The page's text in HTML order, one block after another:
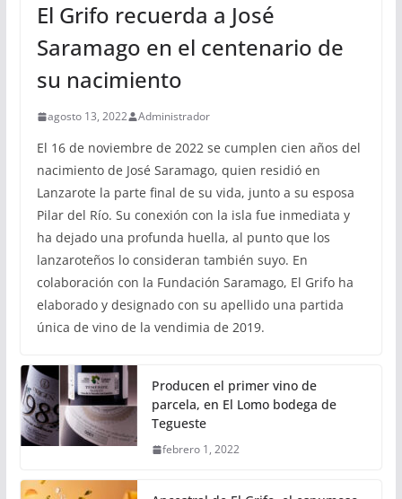
El Grifo recuerda a José
Saramago en el centenario de
su nacimiento
agosto 13, 2022 Administrador
El 16 de noviembre de 2022 se cumplen cien años del
nacimiento de José Saramago, quien residió en
Lanzarote la parte final de su vida, junto a su esposa
Pilar del Río. Su conexión con la isla fue inmediata y
ha dejado una profunda huella, al punto que los
lanzaroteños lo consideran también suyo. En
colaboración con la Fundación Saramago, El Grifo ha
elaborado y designado con su apellido una partida
única de vino de la vendimia de 2019.
Producen el primer vino de
parcela, en El Lomo bodega de
Tegueste
febrero 1, 2022